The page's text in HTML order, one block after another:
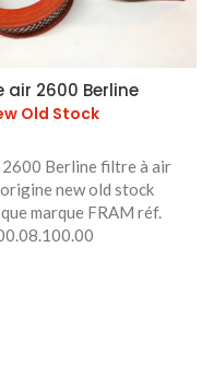
air 2600 Berline
Old Stock
2600 Berline filtre à air
new old stock
marque FRAM réf.